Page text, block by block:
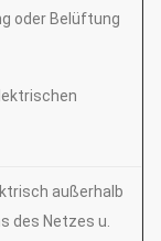
oder Belüftung
außerhalb
des Netzes u.